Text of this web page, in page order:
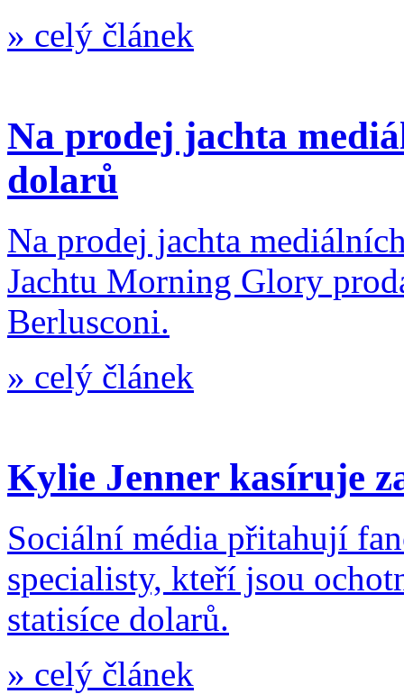
» celý článek
Na prodej jachta
dolarů
Na prodej jachta
Jachtu Morning Glory
Berlusconi.
» celý článek
Kylie Jenner kasíruje
Sociální média přitahují
specialisty, kteří jsou
statisíce dolarů.
» celý článek